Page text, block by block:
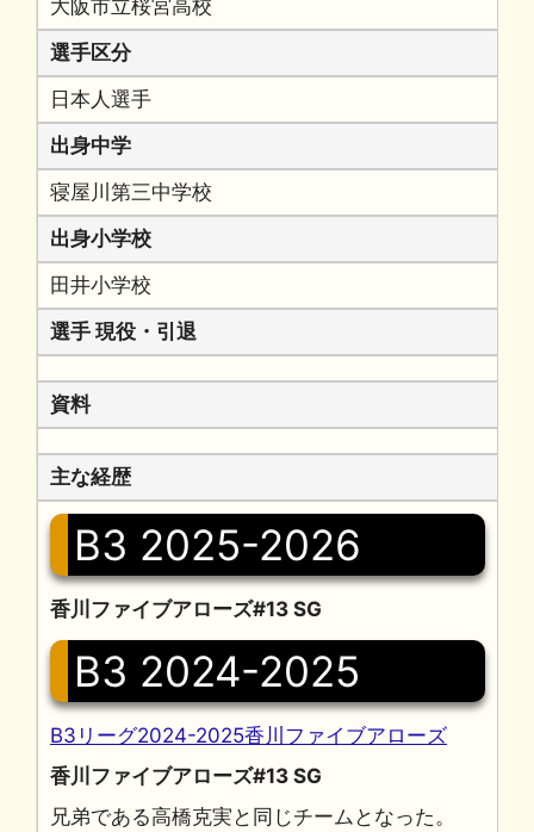
大阪市立桜宮高校
選手区分
日本人選手
出身中学
寝屋川第三中学校
出身小学校
田井小学校
選手 現役・引退
資料
主な経歴
B3 2025-2026
香川ファイブアローズ#13 SG
B3 2024-2025
B3リーグ2024-2025香川ファイブアローズ
香川ファイブアローズ#13 SG
兄弟である高橋克実と同じチームとなった。